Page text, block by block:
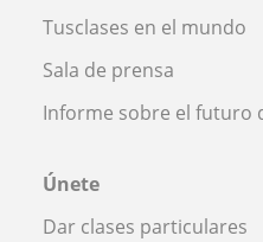
Tusclases en el mundo
Sala de prensa
Informe sobre el futuro
Únete
Dar clases particulares